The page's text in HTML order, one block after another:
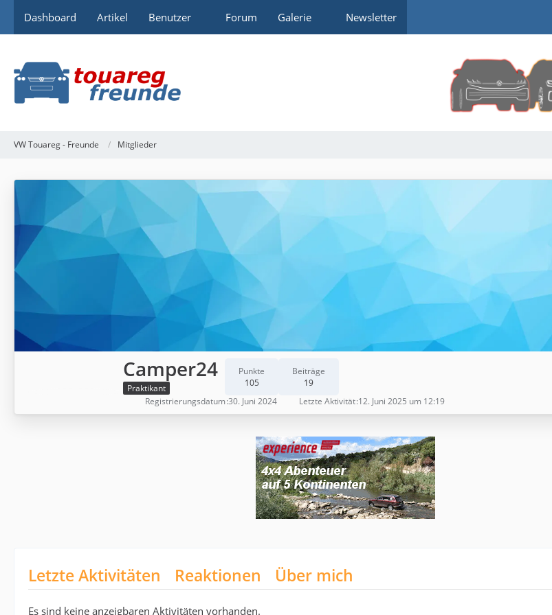
Dashboard Artikel Benutzer Forum Galerie Newsletter
VW Touareg - Freunde Mitglieder
Camper24
Praktikant
Punkte
105
Beiträge
19
Registrierungsdatum 30. Juni 2024 Letzte Aktivität 12. Juni 2025 um 12:19
Letzte Aktivitäten Reaktionen Über mich
Es sind keine anzeigbaren Aktivitäten vorhanden.